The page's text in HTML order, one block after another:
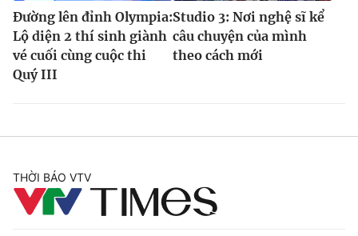
Đường lên đỉnh Olympia:
Lộ diện 2 thí sinh giành
vé cuối cùng cuộc thi
Quý III
Studio 3: Nơi nghệ sĩ kể
câu chuyện của mình
theo cách mới
THỜI BÁO VTV